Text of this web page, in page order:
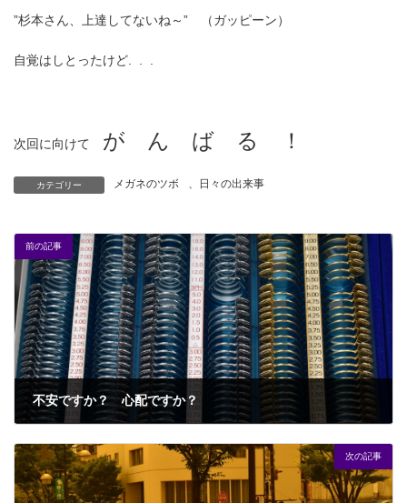
”杉本さん、上達してないね～” （ガッピーン）
自覚はしとったけど. . .
次回に向けて が ん ば る ！
カテゴリー メガネのツボ 、 日々の出来事
前の記事
不安ですか？ 心配ですか？
次の記事